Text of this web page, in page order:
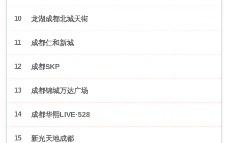
10 龙湖成都北城天街
11 成都仁和新城
12 成都SKP
13 成都锦城万达广场
14 成都华熙LIVE·528
15 新光天地成都